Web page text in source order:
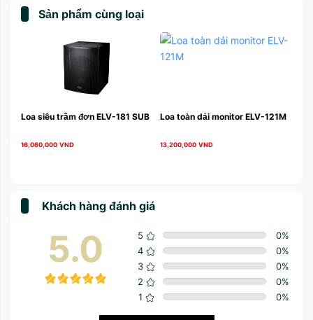
Sản phẩm cùng loại
Loa siêu trầm đơn ELV-181 SUB
16,060,000 VND
Loa toàn dải monitor ELV-121M
13,200,000 VND
Khách hàng đánh giá
5.0 5 0%
4
0%
3
0%
2
0%
1
0%